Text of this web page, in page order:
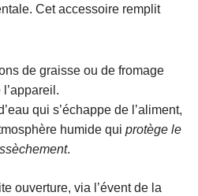
Cet accessoire remplit
de graisse ou de fromage
qui s’échappe de l’aliment,
humide qui protège le
.
ouverture, via l’évent de la